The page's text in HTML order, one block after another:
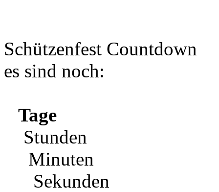
Schützenfest Countdown
es sind noch:
Tage
Stunden
Minuten
Sekunden